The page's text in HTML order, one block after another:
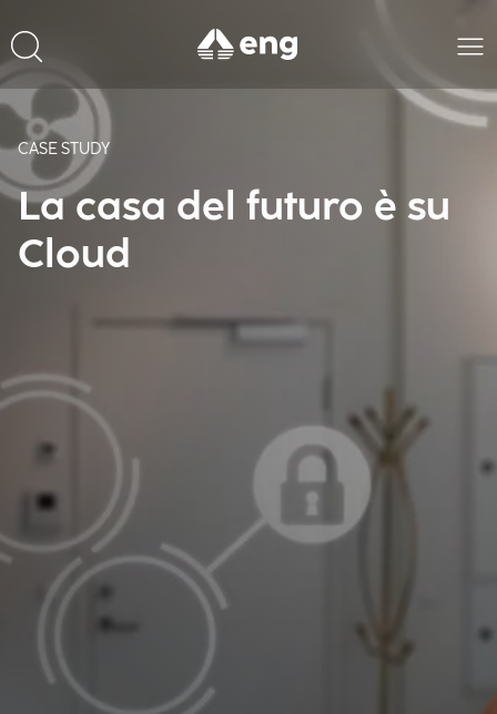
CASE STUDY
La casa del futuro è su
Cloud